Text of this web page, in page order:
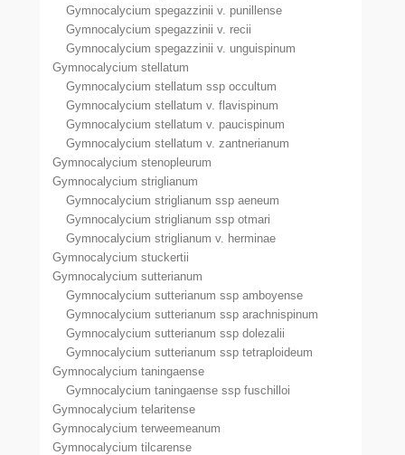
Gymnocalycium spegazzinii v. punillense
Gymnocalycium spegazzinii v. recii
Gymnocalycium spegazzinii v. unguispinum
Gymnocalycium stellatum
Gymnocalycium stellatum ssp occultum
Gymnocalycium stellatum v. flavispinum
Gymnocalycium stellatum v. paucispinum
Gymnocalycium stellatum v. zantnerianum
Gymnocalycium stenopleurum
Gymnocalycium striglianum
Gymnocalycium striglianum ssp aeneum
Gymnocalycium striglianum ssp otmari
Gymnocalycium striglianum v. herminae
Gymnocalycium stuckertii
Gymnocalycium sutterianum
Gymnocalycium sutterianum ssp amboyense
Gymnocalycium sutterianum ssp arachnispinum
Gymnocalycium sutterianum ssp dolezalii
Gymnocalycium sutterianum ssp tetraploideum
Gymnocalycium taningaense
Gymnocalycium taningaense ssp fuschilloi
Gymnocalycium telaritense
Gymnocalycium terweemeanum
Gymnocalycium tilcarense